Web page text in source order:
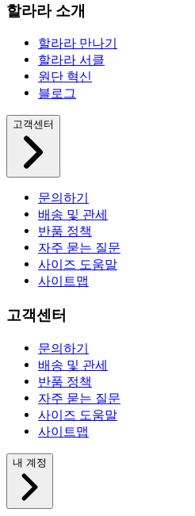
할라라 소개
할라라 만나기
할라라 서클
원단 혁신
블로그
고객센터
문의하기
배송 및 관세
반품 정책
자주 묻는 질문
사이즈 도움말
사이트맵
고객센터
문의하기
배송 및 관세
반품 정책
자주 묻는 질문
사이즈 도움말
사이트맵
내 계정